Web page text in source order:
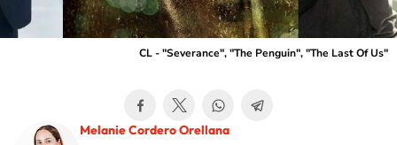
CL - "Severance", "The Penguin", "The Last Of Us"
Melanie Cordero Orellana